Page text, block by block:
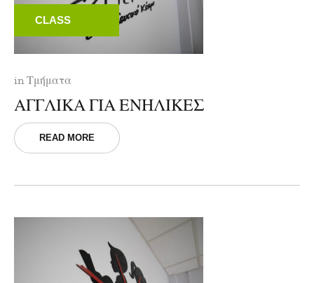
CLASS
inΤμήματα
ΑΓΓΛΙΚΑ ΓΙΑ ΕΝΗΛΙΚΕΣ
READ MORE